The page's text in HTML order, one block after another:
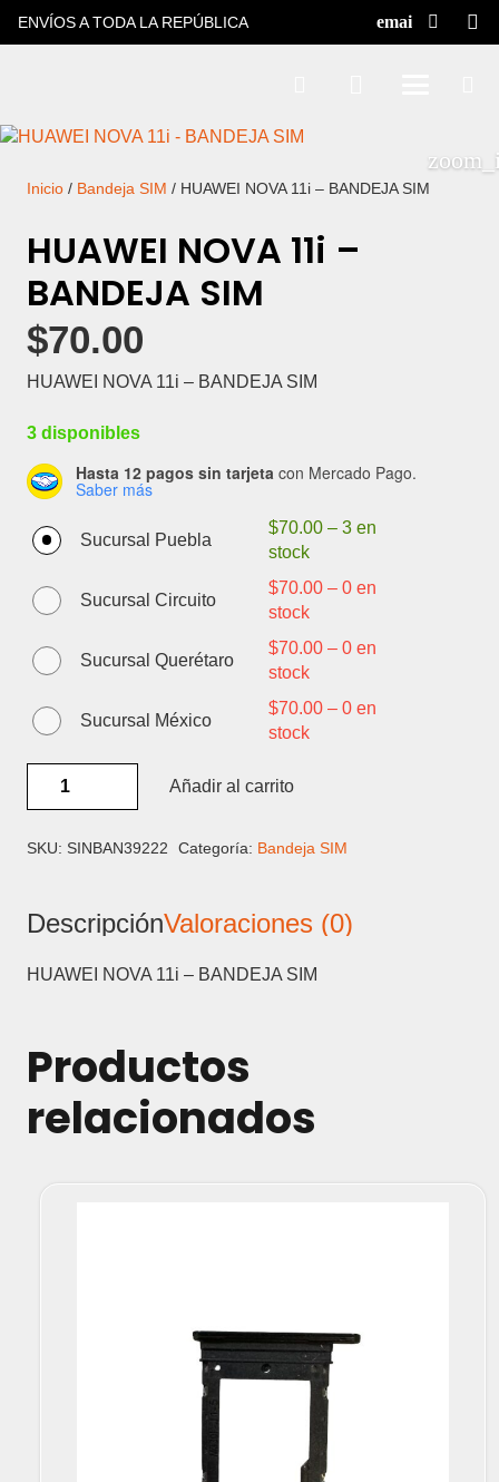
ENVÍOS A TODA LA REPÚBLICA
Inicio / Bandeja SIM / HUAWEI NOVA 11i – BANDEJA SIM
HUAWEI NOVA 11i –
BANDEJA SIM
$70.00
HUAWEI NOVA 11i – BANDEJA SIM
3 disponibles
Hasta 12 pagos sin tarjeta con Mercado Pago.
Saber más
Sucursal Puebla
$70.00 –3 en
stock
Sucursal Circuito
$70.00 –0 en
stock
Sucursal Querétaro
$70.00 –0 en
stock
Sucursal México
$70.00 –0 en
stock
NOVA
-
cantidad
Añadir al carrito
SKU: SINBAN39222 Categoría: Bandeja SIM
DescripciónValoraciones (0)
HUAWEI NOVA 11i – BANDEJA SIM
Productos
relacionados